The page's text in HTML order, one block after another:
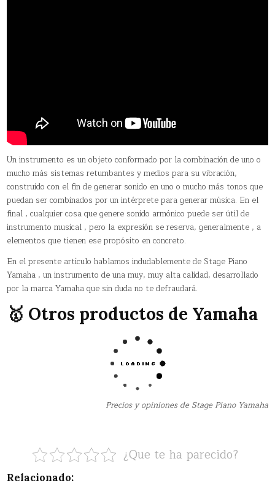
Un instrumento es un objeto conformado por la combinación de uno o
mucho más sistemas retumbantes y medios para su vibración,
construido con el fin de generar sonido en uno o mucho más tonos que
puedan ser combinados por un intérprete para generar música. En el
final , cualquier cosa que genere sonido armónico puede ser útil de
instrumento musical , pero la expresión se reserva, generalmente , a
elementos que tienen ese propósito en concreto.
En el presente artículo hablamos indudablemente de Stage Piano
Yamaha , un instrumento de una muy, muy alta calidad, desarrollado
por la marca Yamaha que sin duda no te defraudará.
🥇 Otros productos de Yamaha
Precios y opiniones de Stage Piano Yamaha
¿Que te ha parecido?
Relacionado: